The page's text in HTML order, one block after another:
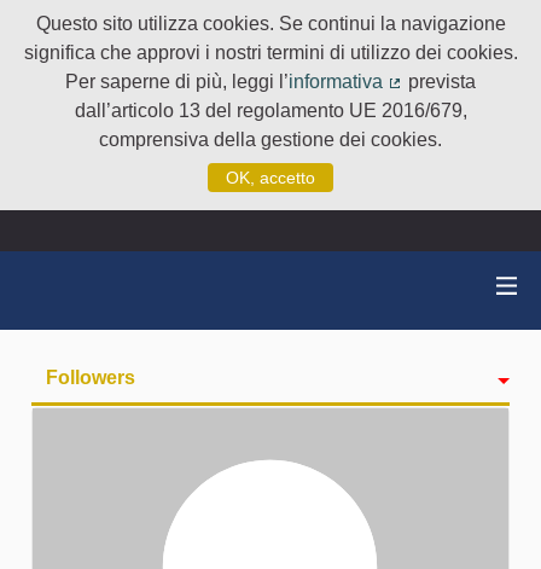
Questo sito utilizza cookies. Se continui la navigazione
significa che approvi i nostri termini di utilizzo dei cookies.
Per saperne di più, leggi l’informativa
(Collegamento
prevista
dall’articolo 13 del regolamento UE 2016/679,
comprensiva della gestione dei cookies.
OK, accetto
Followers